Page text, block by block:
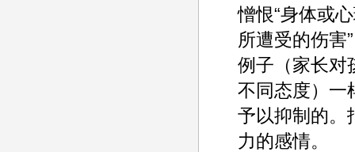
憎恨“身体或
所遭受的伤害
例子（家长对
不同态度）一
予以抑制的。
力的感情。